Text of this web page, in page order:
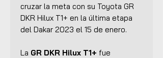
cruzar la meta con su Toyota GR
DKR Hilux T1+ en la última etapa
del Dakar 2023 el 15 de enero.
La GR DKR Hilux T1+ fue